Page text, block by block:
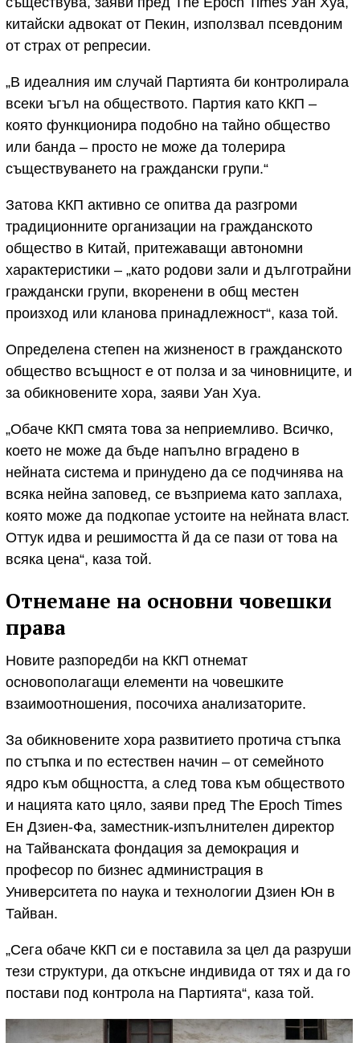
китайски адвокат от Пекин, използвал псевдоним
от страх от репресии.
„В идеалния им случай Партията би контролирала
всеки ъгъл на обществото. Партия като ККП –
която функционира подобно на тайно общество
или банда – просто не може да толерира
съществуването на граждански групи.“
Затова ККП активно се опитва да разгроми
традиционните организации на гражданското
общество в Китай, притежаващи автономни
характеристики – „като родови зали и дълготрайни
граждански групи, вкоренени в общ местен
произход или кланова принадлежност“, каза той.
Определена степен на жизненост в гражданското
общество всъщност е от полза и за чиновниците, и
за обикновените хора, заяви Уан Хуа.
„Обаче ККП смята това за неприемливо. Всичко,
което не може да бъде напълно вградено в
нейната система и принудено да се подчинява на
всяка нейна заповед, се възприема като заплаха,
която може да подкопае устоите на нейната власт.
Оттук идва и решимостта й да се пази от това на
всяка цена“, каза той.
Отнемане на основни човешки
права
Новите разпоредби на ККП отнемат
основополагащи елементи на човешките
взаимоотношения, посочиха анализаторите.
За обикновените хора развитието протича стъпка
по стъпка и по естествен начин – от семейното
ядро към общността, а след това към обществото
и нацията като цяло, заяви пред The Epoch Times
Ен Дзиен-Фа, заместник-изпълнителен директор
на Тайванската фондация за демокрация и
професор по бизнес администрация в
Университета по наука и технологии Дзиен Юн в
Тайван.
„Сега обаче ККП си е поставила за цел да разруши
тези структури, да откъсне индивида от тях и да го
постави под контрола на Партията“, каза той.